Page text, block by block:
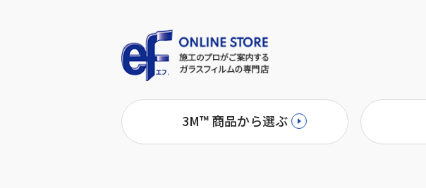
3M™ 商品から選ぶ